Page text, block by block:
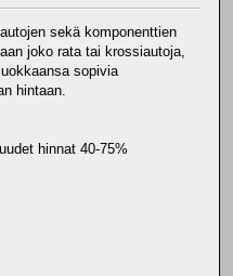
sekä komponenttien
joko rata tai krossiautoja,
sopivia
hintaan.
hinnat 40-75%